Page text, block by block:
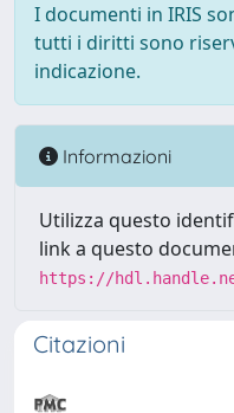
I documenti in IRIS
tutti i diritti sono
indicazione.
Informazioni
Utilizza questo
link a questo
https://
Citazioni